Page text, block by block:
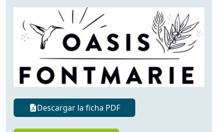
Descargar la ficha PDF